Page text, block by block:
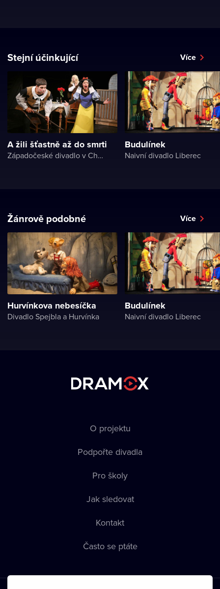
Stejní účinkující Více
A žili šťastně až do smrti
Západočeské divadlo v Chebu
Budulínek
Naivní divadlo Liberec
Žánrově podobné Více
Hurvínkova nebesíčka
Divadlo Spejbla a Hurvínka
Budulínek
Naivní divadlo Liberec
O projektu
Podpořte divadla
Pro školy
Jak sledovat
Kontakt
Často se ptáte